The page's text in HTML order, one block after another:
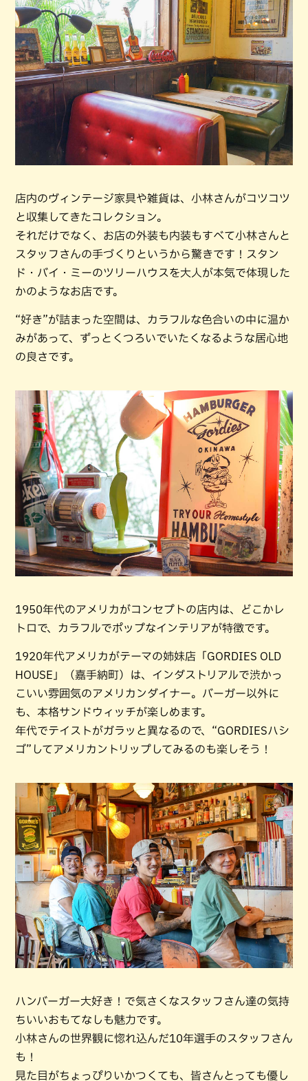
店内のヴィンテージ家具や雑貨は、小林さんがコツコツ
と収集してきたコレクション。
それだけでなく、お店の外装も内装もすべて小林さんと
スタッフさんの手づくりというから驚きです！スタン
ド・バイ・ミーのツリーハウスを大人が本気で体現した
かのようなお店です。
“好き”が詰まった空間は、カラフルな色合いの中に温か
みがあって、ずっとくつろいでいたくなるような居心地
の良さです。
1950年代のアメリカがコンセプトの店内は、どこかレ
トロで、カラフルでポップなインテリアが特徴です。
1920年代アメリカがテーマの姉妹店「GORDIES OLD
HOUSE」（嘉手納町）は、インダストリアルで渋かっ
こいい雰囲気のアメリカンダイナー。バーガー以外に
も、本格サンドウィッチが楽しめます。
年代でテイストがガラッと異なるので、“GORDIESハシ
ゴ”してアメリカントリップしてみるのも楽しそう！
ハンバーガー大好き！で気さくなスタッフさん達の気持
ちいいおもてなしも魅力です。
小林さんの世界観に惚れ込んだ10年選手のスタッフさん
も！
見た目がちょっぴりいかつくても、皆さんとっても優し